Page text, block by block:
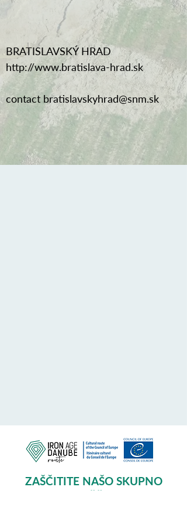
BRATISLAVSKÝ HRAD
http://www.bratislava-hrad.sk
contact bratislavskyhrad@snm.sk
ZAŠČITITE NAŠO SKUPNO